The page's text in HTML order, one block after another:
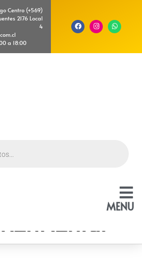
Centro (+569)
2176 Local
4
a 18:00
MENU